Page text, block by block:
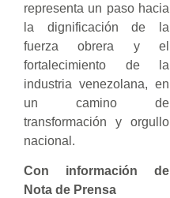
representa un paso hacia
la dignificación de la
fuerza obrera y el
fortalecimiento de la
industria venezolana, en
un camino de
transformación y orgullo
nacional.
Con información de
Nota de Prensa